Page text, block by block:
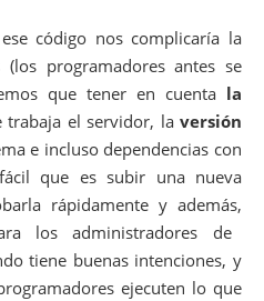
código nos complicaría la
programadores antes se
que tener en cuenta la
trabaja el servidor, la versión
e incluso dependencias con
que es subir una nueva
rápidamente y además,
los administradores de
tiene buenas intenciones, y
ejecuten lo que